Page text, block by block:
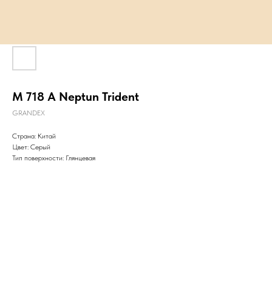
M 718 А Neptun Trident
GRANDEX
Страна: Китай
Цвет: Серый
Тип поверхности: Глянцевая